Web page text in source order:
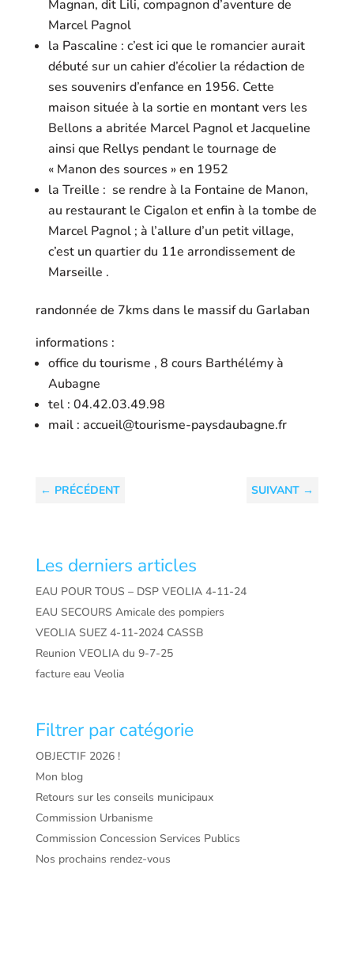
Magnan, dit Lili, compagnon d’aventure de
Marcel Pagnol
la Pascaline : c’est ici que le romancier aurait
débuté sur un cahier d’écolier la rédaction de
ses souvenirs d’enfance en 1956. Cette
maison située à la sortie en montant vers les
Bellons a abritée Marcel Pagnol et Jacqueline
ainsi que Rellys pendant le tournage de
« Manon des sources » en 1952
la Treille : se rendre à la Fontaine de Manon,
au restaurant le Cigalon et enfin à la tombe de
Marcel Pagnol ; à l’allure d’un petit village,
c’est un quartier du 11e arrondissement de
Marseille .
randonnée de 7kms dans le massif du Garlaban
informations :
office du tourisme , 8 cours Barthélémy à
Aubagne
tel : 04.42.03.49.98
mail : accueil@tourisme-paysdaubagne.fr
← PRÉCÉDENT SUIVANT →
Les derniers articles
EAU POUR TOUS – DSP VEOLIA 4-11-24
EAU SECOURS Amicale des pompiers
VEOLIA SUEZ 4-11-2024 CASSB
Reunion VEOLIA du 9-7-25
facture eau Veolia
Filtrer par catégorie
OBJECTIF 2026 !
Mon blog
Retours sur les conseils municipaux
Commission Urbanisme
Commission Concession Services Publics
Nos prochains rendez-vous